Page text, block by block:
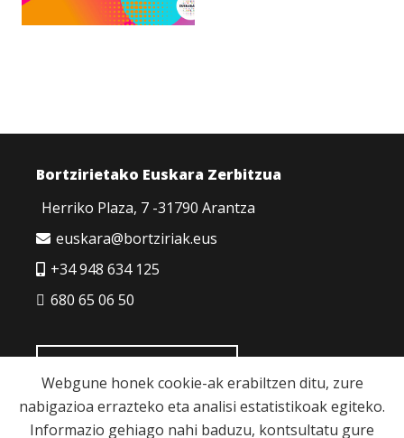
Bortzirietako Euskara Zerbitzua
Herriko Plaza, 7 -31790 Arantza
euskara@bortziriak.eus
+34 948 634 125
680 65 06 50
Webgune honek cookie-ak erabiltzen ditu, zure
nabigazioa errazteko eta analisi estatistikoak egiteko.
Informazio gehiago nahi baduzu, kontsultatu gure